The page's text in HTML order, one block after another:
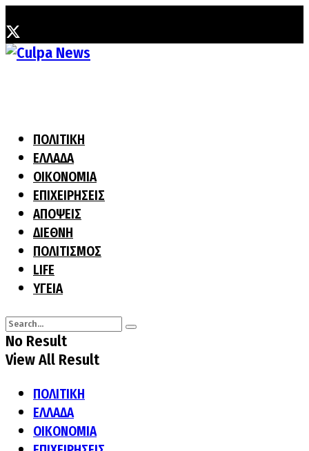
ΠΟΛΙΤΙΚΗ
ΕΛΛΑΔΑ
ΟΙΚΟΝΟΜΙΑ
ΕΠΙΧΕΙΡΗΣΕΙΣ
ΑΠΟΨΕΙΣ
ΔΙΕΘΝΗ
ΠΟΛΙΤΙΣΜΟΣ
LIFE
ΥΓΕΙΑ
No Result
View All Result
ΠΟΛΙΤΙΚΗ
ΕΛΛΑΔΑ
ΟΙΚΟΝΟΜΙΑ